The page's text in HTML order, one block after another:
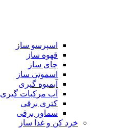
اسپرسو ساز
قهوه ساز
چای ساز
اسموتی ساز
آبمیوه گیری
آب مرکبات گیری
کتری برقی
سماور برقی
خرد کن و غذا ساز